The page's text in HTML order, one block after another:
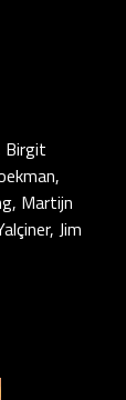
Birgit
Martijn
Jim